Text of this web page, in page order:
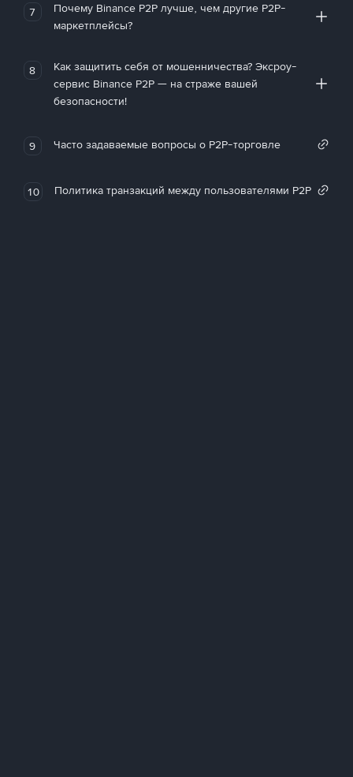
7
Почему Binance P2P лучше, чем другие P2P-
маркетплейсы?
8
Как защитить себя от мошенничества? Эксроу-
сервис Binance P2P — на страже вашей
безопасности!
9 Часто задаваемые вопросы о P2P-торговле
10 Политика транзакций между пользователями P2P